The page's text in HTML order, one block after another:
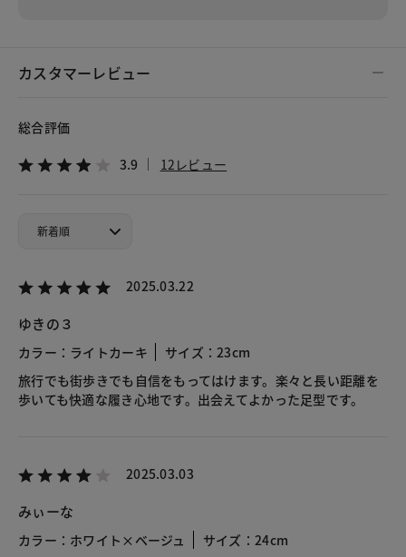
カスタマーレビュー
総合評価
3.9 12レビュー
2025.03.22
ゆきの３
カラー：ライトカーキ
サイズ：23cm
旅行でも街歩きでも自信をもってはけます。楽々と長い距離を
歩いても快適な履き心地です。出会えてよかった足型です。
2025.03.03
みぃーな
カラー：ホワイト×ベージュ
サイズ：24cm